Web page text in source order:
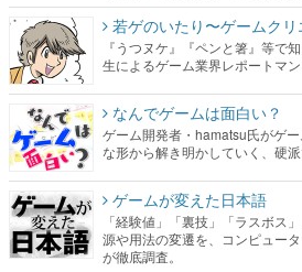
若ゲのいたり〜ゲームク
『うつヌケ』『ペンと箸』等で
生によるゲーム業界レポートマン
なんでゲームは面白い？
ゲーム開発者・hamatsu氏がゲ
な形から解き明かしていく、硬
ゲームが変えた日本語
「経験値」「裏技」「ラスボス
源や用法の変遷を、コンピュー
が徹底調査。